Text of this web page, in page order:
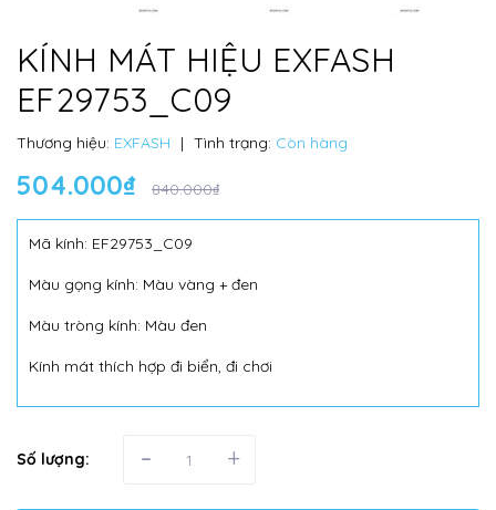
KÍNH MÁT HIỆU EXFASH
EF29753_C09
Thương hiệu: EXFASH | Tình trạng: Còn hàng
504.000₫ 840.000₫
Mã kính: EF29753_C09
Màu gọng kính: Màu vàng + đen
Màu tròng kính: Màu đen
Kính mát thích hợp đi biển, đi chơi
Số lượng: - +